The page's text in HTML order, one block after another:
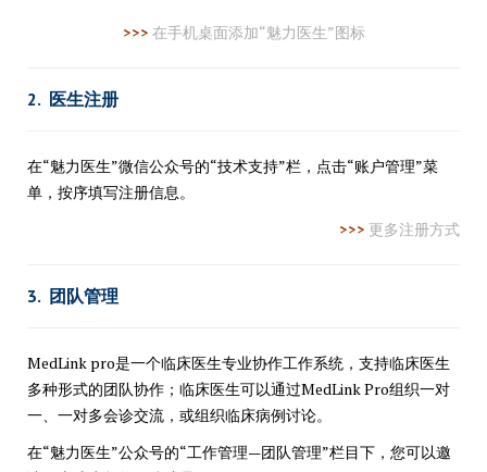
>>> 在手机桌面添加“魅力医生”图标
2. 医生注册
在“魅力医生”微信公众号的“技术支持”栏，点击“账户管理”菜
单，按序填写注册信息。
>>> 更多注册方式
3. 团队管理
MedLink pro是一个临床医生专业协作工作系统，支持临床医生
多种形式的团队协作；临床医生可以通过MedLink Pro组织一对
一、一对多会诊交流，或组织临床病例讨论。
在“魅力医生”公众号的“工作管理—团队管理”栏目下，您可以邀